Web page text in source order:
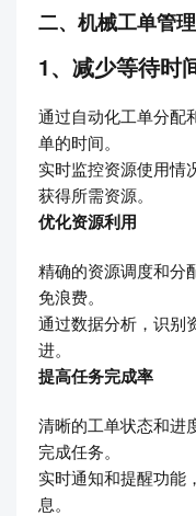
二、机械工单管
1、减少等待时
通过自动化工单分配
单的时间。
实时监控资源使用情
获得所需资源。
优化资源利用
精确的资源调度和分
免浪费。
通过数据分析，识别
进。
提高任务完成率
清晰的工单状态和进
完成任务。
实时通知和提醒功能
息。